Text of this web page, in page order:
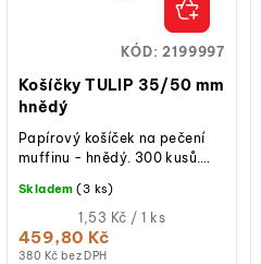
d
u
k
t
ů
Košíčky TULIP 35/50 mm
hnědý
380 Kč bez DPH
459,80 Kč
Měrná
cena:
1,53 Kč / 1 ks
Skladem (3 ks)
Papírový košíček na pečení
muffinu - hnědý. 300 kusů.
oblíbené mimo jiné v
kavárnách a...
KÓD:2199997